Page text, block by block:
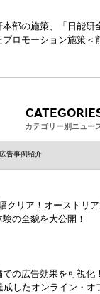
本部の施策、「日能研
ロモーション施策＜
カテゴリー別ニュー
広告事例紹介
クリア！オーストリ
の全貌を大公開！
での広告効果を可視
成したオンライン・オ